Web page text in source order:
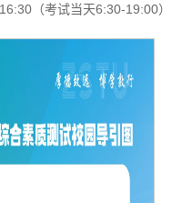
（考试当天6:30-19:00）